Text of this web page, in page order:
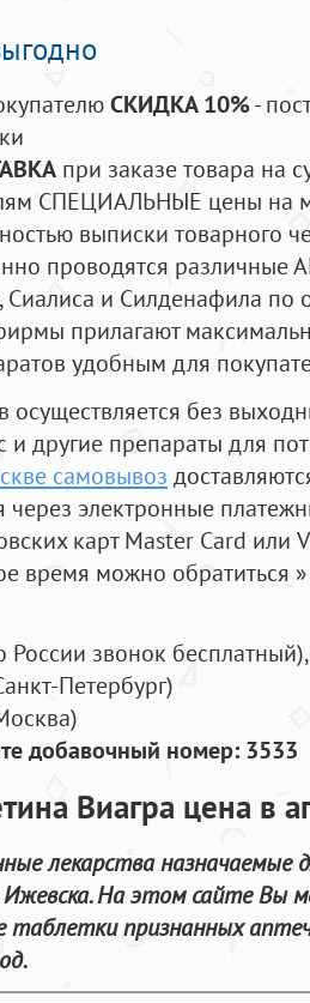
СКИДКА 10%-
при заказе товара на
СПЕЦИАЛЬНЫЕ цены на
выписки товарного
проводятся
и Силденафила по
прилагают
удобным для
осуществляется без
и другие препараты для
самовывоз
электронные
карт Master Card или
время можно обратиться
России звонок бесплатный),
Петербург)
добавочный номер: 3533
Виагра цена в
лекарства назначаемые
На этом сайте Вы
таблетки признанных